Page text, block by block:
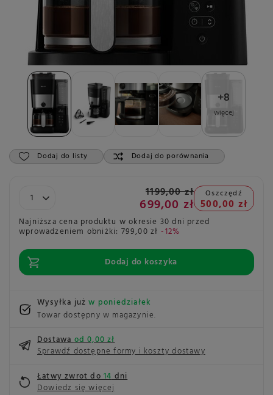
+8
więcej
Dodaj do listy Dodaj do porównania
1199,00 zł
699,00 zł
Oszczędź
500,00 zł
Najniższa cena produktu w okresie 30 dni przed
wprowadzeniem obniżki: 799,00 zł -12%
Dodaj do koszyka
Wysyłka jużw poniedziałek
Towar dostępny w magazynie
Dostawaod 0,00 zł
Sprawdź dostępne formy i koszty dostawy
Łatwy zwrot do14dni
Dowiedz się więcej